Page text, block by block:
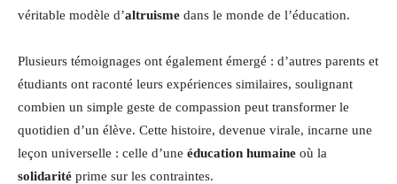
véritable modèle d’altruisme dans le monde de l’éducation.
Plusieurs témoignages ont également émergé : d’autres parents et
étudiants ont raconté leurs expériences similaires, soulignant
combien un simple geste de compassion peut transformer le
quotidien d’un élève. Cette histoire, devenue virale, incarne une
leçon universelle : celle d’une éducation humaine où la
solidarité prime sur les contraintes.